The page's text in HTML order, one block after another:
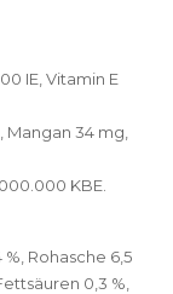
IE, Vitamin E
34 mg,
KBE.
Rohasche 6,5
0,3 %,